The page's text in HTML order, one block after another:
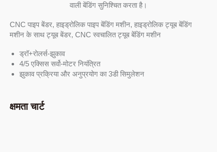
वाली बेंडिंग सुनिश्चित करता है।
CNC पाइप बेंडर, हाइड्रोलिक पाइप बेंडिंग मशीन, हाइड्रोलिक ट्यूब बेंडिंग
मशीन के साथ ट्यूब बेंडर, CNC स्वचालित ट्यूब बेंडिंग मशीन
ड्रॉ+रोलर्स-झुकाव
4/5 एक्सिस सर्वो-मोटर नियंत्रित
झुकाव प्रक्रिया और अनुप्रयोग का 3डी सिमुलेशन
क्षमता चार्ट